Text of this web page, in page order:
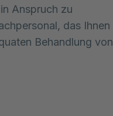
Anspruch zu
das Ihnen
Behandlung von